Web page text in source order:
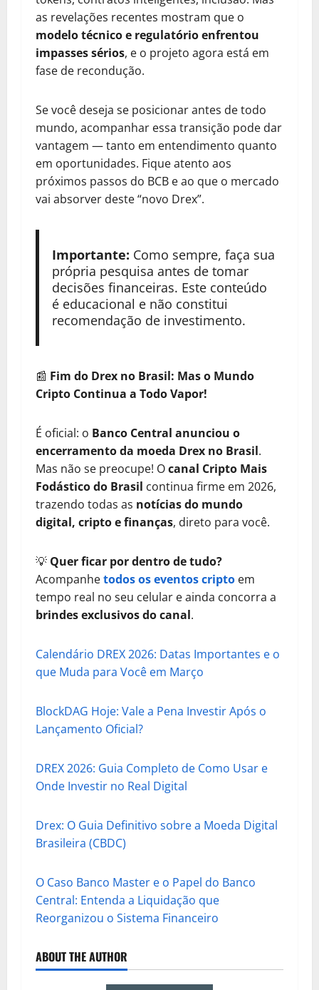
as revelações recentes mostram que o
modelo técnico e regulatório enfrentou
impasses sérios, e o projeto agora está em
fase de recondução.
Se você deseja se posicionar antes de todo
mundo, acompanhar essa transição pode dar
vantagem — tanto em entendimento quanto
em oportunidades. Fique atento aos
próximos passos do BCB e ao que o mercado
vai absorver deste “novo Drex”.
Importante: Como sempre, faça sua
própria pesquisa antes de tomar
decisões financeiras. Este conteúdo
é educacional e não constitui
recomendação de investimento.
📰 Fim do Drex no Brasil: Mas o Mundo
Cripto Continua a Todo Vapor!
É oficial: o Banco Central anunciou o
encerramento da moeda Drex no Brasil.
Mas não se preocupe! Ocanal Cripto Mais
Fodástico do Brasil continua firme em 2026,
trazendo todas as notícias do mundo
digital, cripto e finanças, direto para você.
💡 Quer ficar por dentro de tudo?
Acompanhetodos os eventos cripto em
tempo real no seu celular e ainda concorra a
brindes exclusivos do canal.
Calendário DREX 2026: Datas Importantes e o
que Muda para Você em Março
BlockDAG Hoje: Vale a Pena Investir Após o
Lançamento Oficial?
DREX 2026: Guia Completo de Como Usar e
Onde Investir no Real Digital
Drex: O Guia Definitivo sobre a Moeda Digital
Brasileira (CBDC)
O Caso Banco Master e o Papel do Banco
Central: Entenda a Liquidação que
Reorganizou o Sistema Financeiro
ABOUT THE AUTHOR